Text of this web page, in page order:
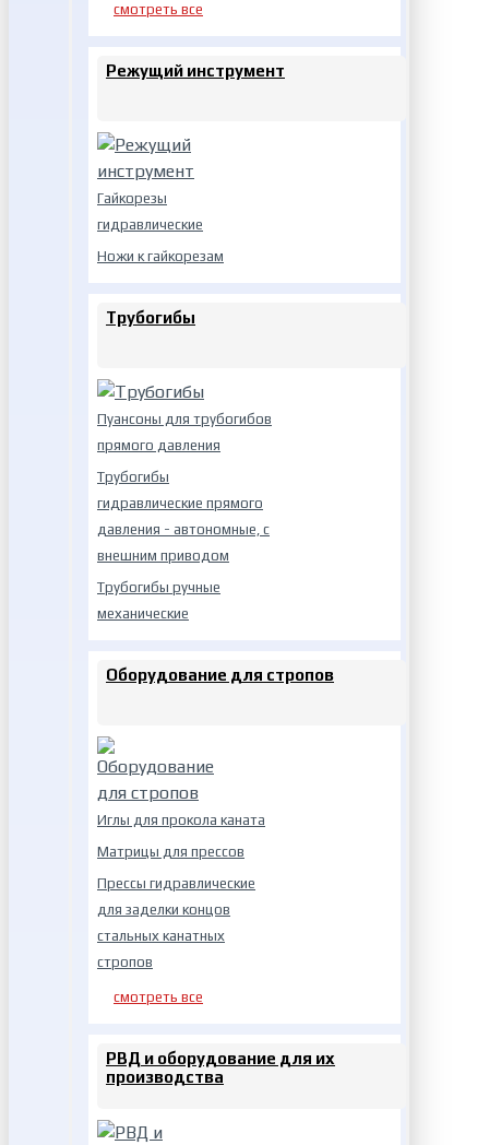
смотреть все
Режущий инструмент
Гайкорезы
гидравлические
Ножи к гайкорезам
Трубогибы
Пуансоны для трубогибов
прямого давления
Трубогибы
гидравлические прямого
давления - автономные, с
внешним приводом
Трубогибы ручные
механические
Оборудование для стропов
Иглы для прокола каната
Матрицы для прессов
Прессы гидравлические
для заделки концов
стальных канатных
стропов
смотреть все
РВД и оборудование для их
производства